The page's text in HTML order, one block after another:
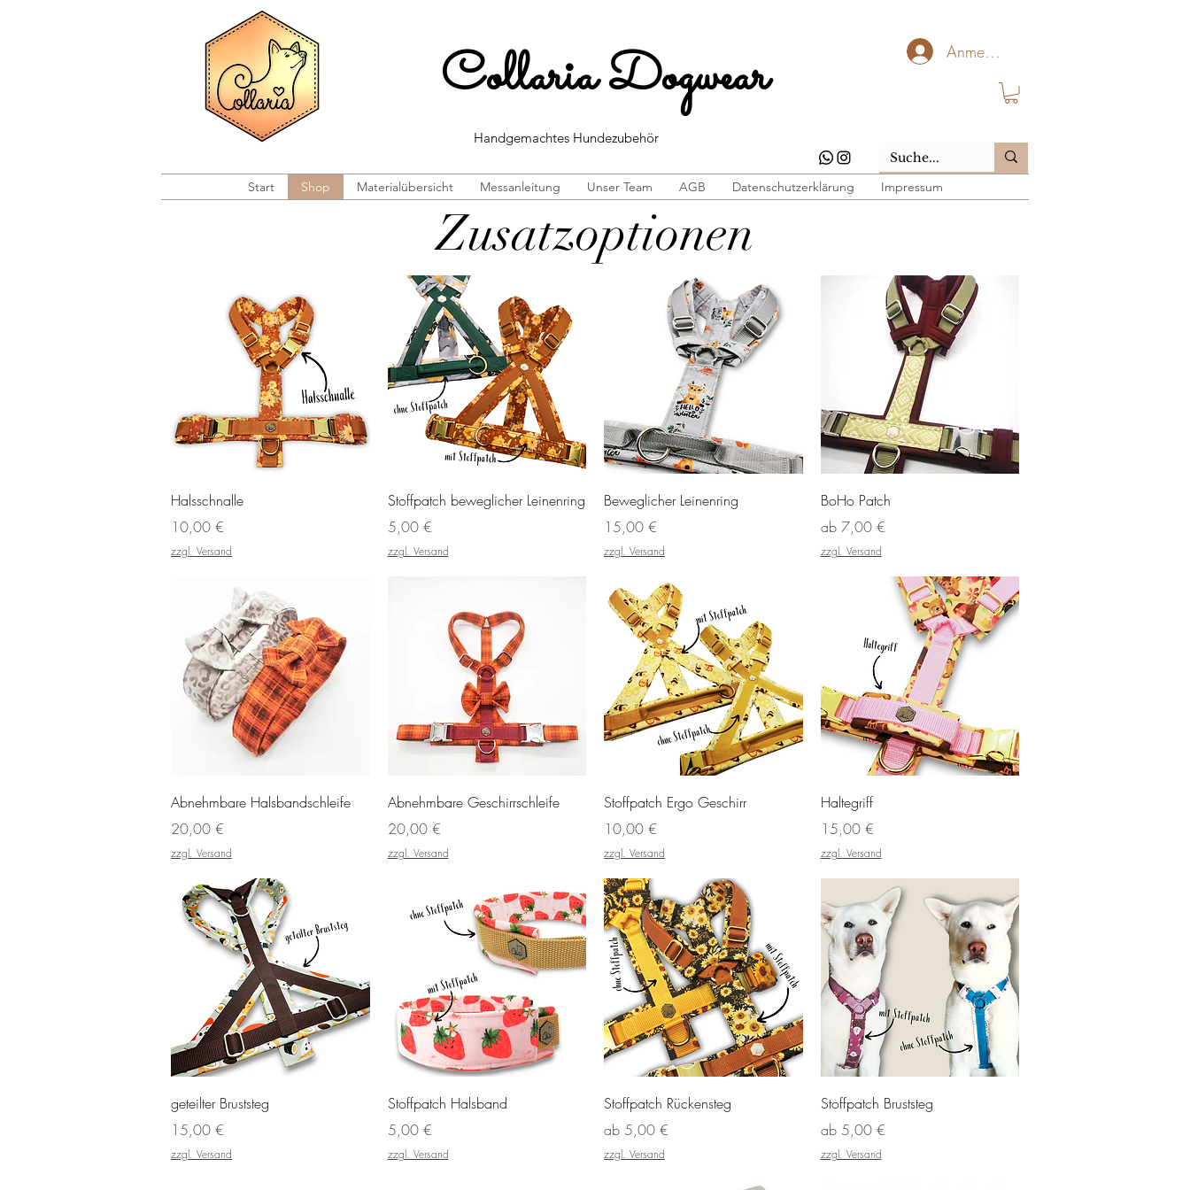
Collaria Dogwear
Handgemachtes Hundezubehör
Anmelden
Start Shop Materialübersicht Messanleitung Unser Team AGB Datenschutzerklärung Impressum
Zusatzoptionen
Schnellansicht
Halsschnalle
Preis
10,00 €
zzgl. Versand
Schnellansicht
Stoffpatch beweglicher Leinenring
Preis
5,00 €
zzgl. Versand
Schnellansicht
Beweglicher Leinenring
Preis
15,00 €
zzgl. Versand
Schnellansicht
BoHo Patch
ab 7,00 €
Sale-Preis
zzgl. Versand
Schnellansicht
Abnehmbare Halsbandschleife
Preis
20,00 €
zzgl. Versand
Schnellansicht
Abnehmbare Geschirrschleife
Preis
20,00 €
zzgl. Versand
Schnellansicht
Stoffpatch Ergo Geschirr
Preis
10,00 €
zzgl. Versand
Haltegriff
Preis
15,00 €
zzgl. Versand
Schnellansicht
geteilter Bruststeg
Preis
15,00 €
zzgl. Versand
Schnellansicht
Stoffpatch Halsband
Preis
5,00 €
zzgl. Versand
Schnellansicht
Stoffpatch Rückensteg
ab 5,00 €
Sale-Preis
zzgl. Versand
Schnellansicht
Stoffpatch Bruststeg
ab 5,00 €
Sale-Preis
zzgl. Versand